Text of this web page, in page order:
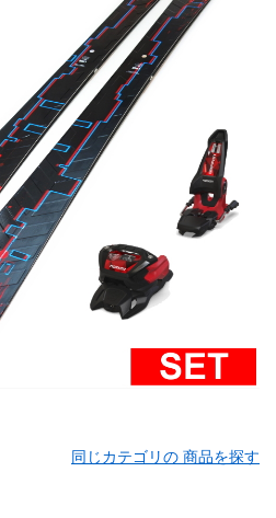
同じカテゴリの 商品を探す